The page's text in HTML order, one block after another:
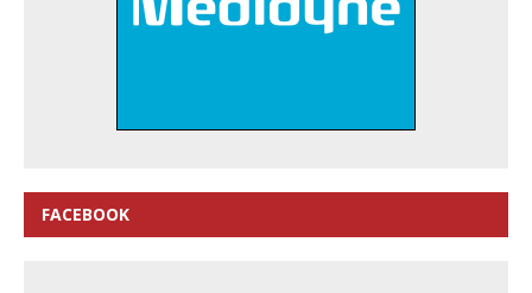
FACEBOOK